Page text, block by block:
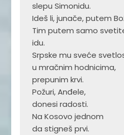
slepu Simonidu.
Ideš li, junače, putem
Tim putem samo
idu.
Srpske mu sveće
u mračnim hodnicima,
prepunim krvi.
Požuri, Anđele,
donesi radosti.
Na Kosovo jednom
da stigneš prvi.